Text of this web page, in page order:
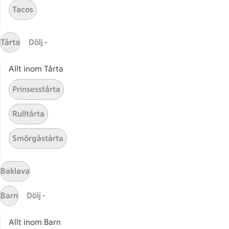
Gaston
ICAs tjänster
ICA-appen
ICA Scanna
ICA ToGo
Fler appar och tjänster
Stammis på ICA
Bli stammis
Stammis Husdjur
Partnererbjudanden
Våra ICA-kort
ICA
Tacos
Tårta Dölj -
Allt inom Tårta
Prinsesstårta
Rulltårta
Smörgåstårta
Baklava
Barn Dölj -
Allt inom Barn